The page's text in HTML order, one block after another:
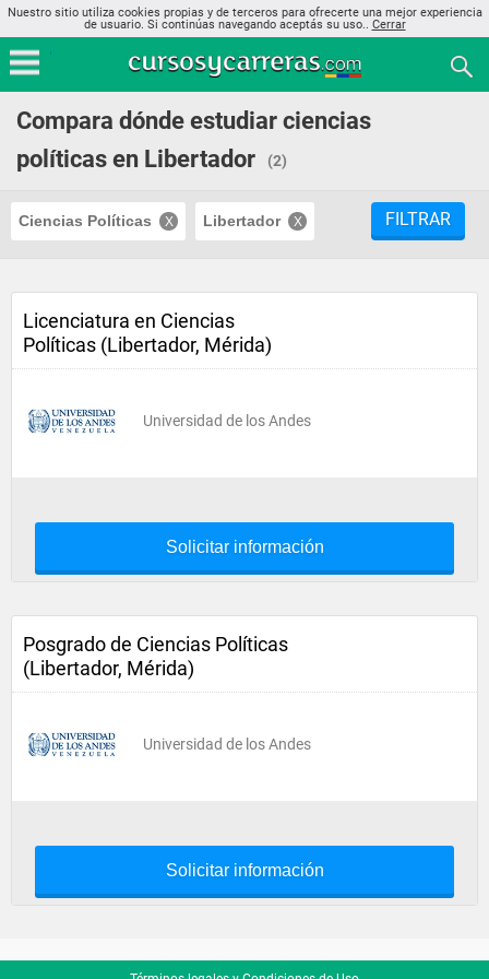
Nuestro sitio utiliza cookies propias y de terceros para ofrecerte una mejor experiencia
de usuario. Si continúas navegando aceptás su uso.. Cerrar
Compara dónde estudiar ciencias
políticas en Libertador
(2)
Ciencias Políticas Libertador FILTRAR
Licenciatura en Ciencias
Políticas (Libertador, Mérida)
Universidad de los Andes
Solicitar información
Posgrado de Ciencias Políticas
(Libertador, Mérida)
Universidad de los Andes
Solicitar información